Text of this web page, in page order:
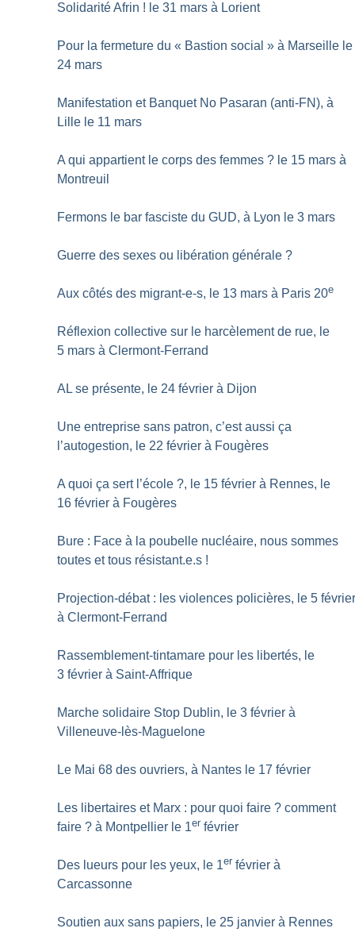
Solidarité Afrin ! le 31 mars à Lorient
Pour la fermeture du « Bastion social » à Marseille le
24 mars
Manifestation et Banquet No Pasaran (anti-FN), à
Lille le 11 mars
A qui appartient le corps des femmes ? le 15 mars à
Montreuil
Fermons le bar fasciste du GUD, à Lyon le 3 mars
Guerre des sexes ou libération générale ?
Aux côtés des migrant-e-s, le 13 mars à Paris 20e
Réflexion collective sur le harcèlement de rue, le
5 mars à Clermont-Ferrand
AL se présente, le 24 février à Dijon
Une entreprise sans patron, c’est aussi ça
l’autogestion, le 22 février à Fougères
A quoi ça sert l’école ?, le 15 février à Rennes, le
16 février à Fougères
Bure : Face à la poubelle nucléaire, nous sommes
toutes et tous résistant.e.s !
Projection-débat : les violences policières, le 5
à Clermont-Ferrand
Rassemblement-tintamare pour les libertés, le
3 février à Saint-Affrique
Marche solidaire Stop Dublin, le 3 février à
Villeneuve-lès-Maguelone
Le Mai 68 des ouvriers, à Nantes le 17 février
Les libertaires et Marx : pour quoi faire ? comment
faire ? à Montpellier le 1er février
Des lueurs pour les yeux, le 1er février à
Carcassonne
Soutien aux sans papiers, le 25 janvier à Rennes